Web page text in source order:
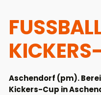
ICKERS-
Aschendorf (pm).
Kickers-Cup in